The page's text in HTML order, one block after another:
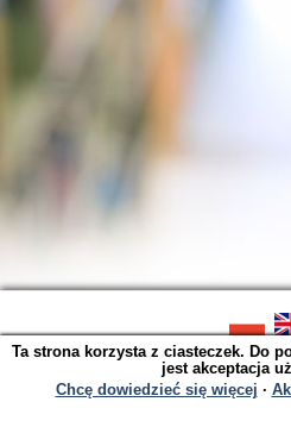
SOWA OPAC v.
Wygenerowano w
Ta strona korzysta z ciasteczek. Do
jest akceptacja
Chcę dowiedzieć się więcej ∙